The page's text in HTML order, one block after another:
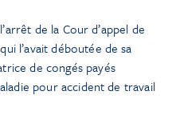
de la Cour d’appel de
l’avait déboutée de sa
de congés payés
pour accident de travail